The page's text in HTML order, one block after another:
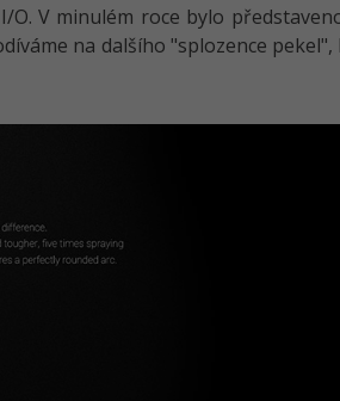
V minulém roce bylo
na dalšího "splozence